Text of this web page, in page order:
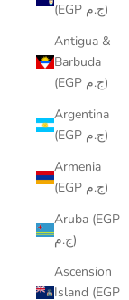
(EGP ج.م)
Antigua &
Barbuda
(EGP ج.م)
Argentina
(EGP ج.م)
Armenia
(EGP ج.م)
Aruba (EGP
ج.م)
Ascension
Island (EGP